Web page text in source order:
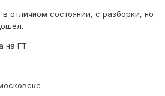
отличном состоянии, с разборки, но
на ГТ.